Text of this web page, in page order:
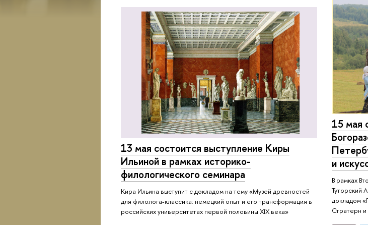
15 мая
и
В рамках
Туторский
докладом
Стратерн
13 мая состоится выступление Киры
Ильиной в рамках историко-
филологического семинара
Кира Ильина выступит с докладом на тему «Музей древностей
для филолога-классика: немецкий опыт и его трансформация в
российских университетах первой половины XIX века»